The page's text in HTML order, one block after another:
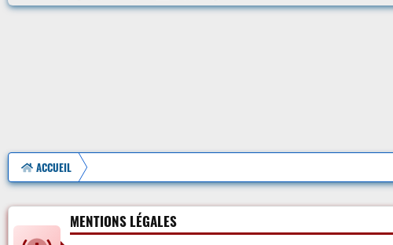
ACCUEIL
MENTIONS LÉGALES